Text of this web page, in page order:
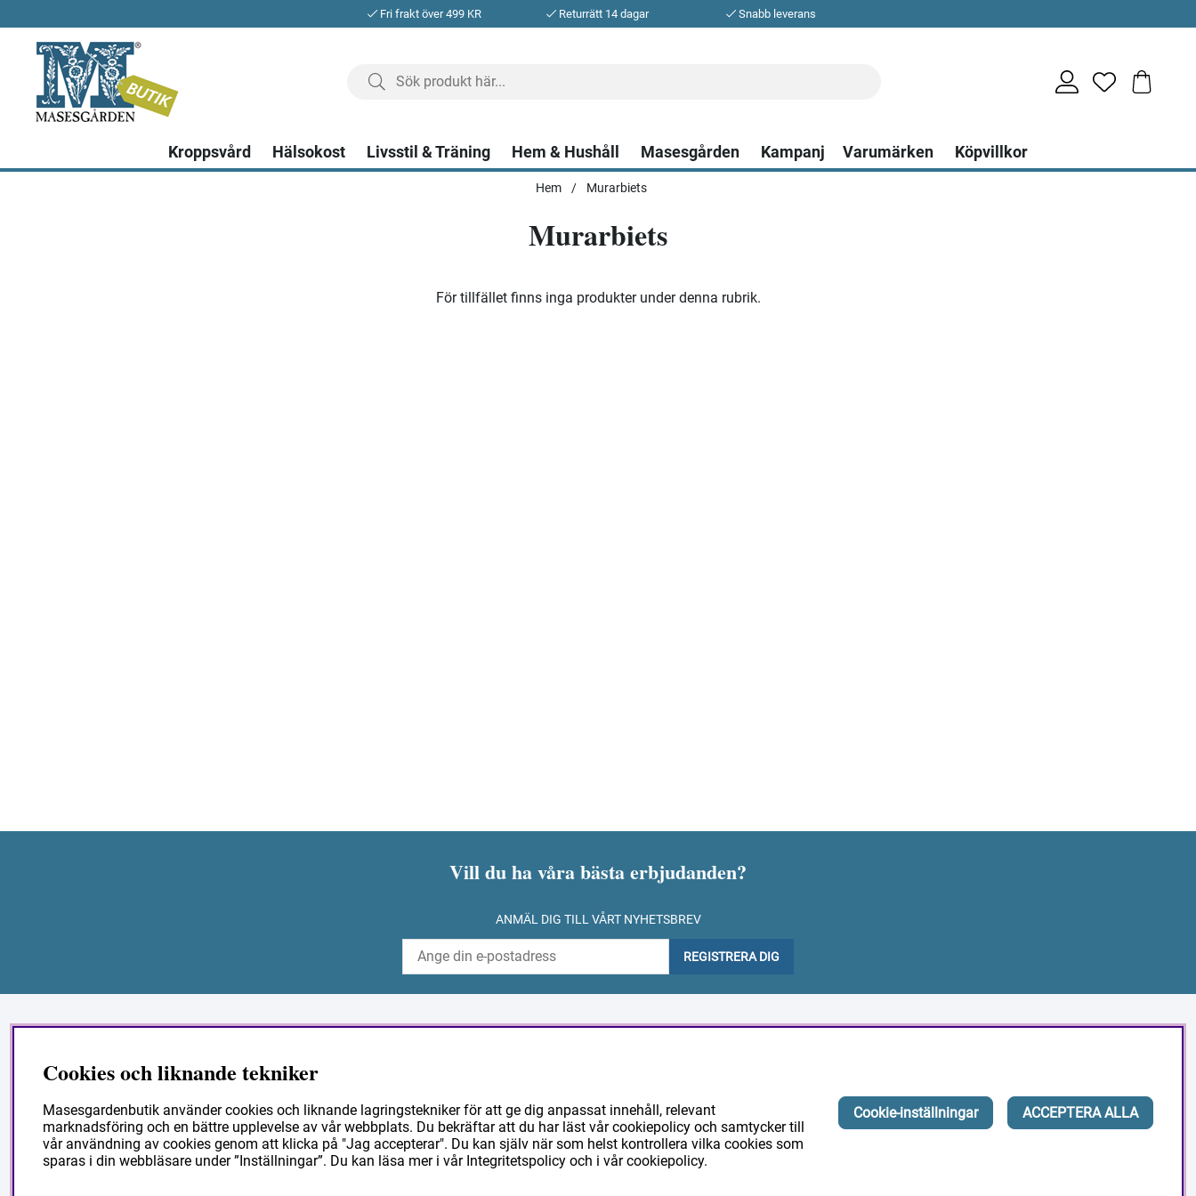
Fri frakt över 499 KR Returrätt 14 dagar Snabb leverans
Kroppsvård Hälsokost Livsstil & Träning Hem & Hushåll Masesgården Kampanj Varumärken Köpvillkor
Hem Murarbiets
Murarbiets
För tillfället finns inga produkter under denna rubrik.
Vill du ha våra bästa erbjudanden?
ANMÄL DIG TILL VÅRT NYHETSBREV
REGISTRERA DIG
070-9390272
Vardagar 08 - 16
butik@masesgarden.se
Köpvillkor
Så handlar du
Vanliga frågor
Skapa konto
Masesgården AB
Siljansnäsvägen 211 Grytnäs
Cookies och liknande tekniker
Masesgardenbutik använder cookies och liknande lagringstekniker för att ge dig anpassat innehåll, relevant
marknadsföring och en bättre upplevelse av vår webbplats. Du bekräftar att du har läst vår cookiepolicy och samtycker till
vår användning av cookies genom att klicka på "Jag accepterar". Du kan själv när som helst kontrollera vilka cookies som
sparas i din webbläsare under ”Inställningar”. Du kan läsa mer i vår Integritetspolicy och i vårcookiepolicy.
Cookie-inställningar ACCEPTERA ALLA